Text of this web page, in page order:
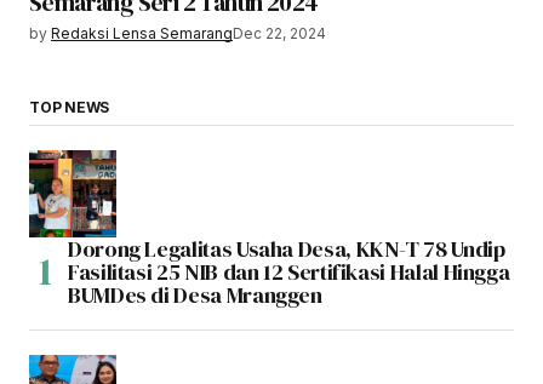
by Redaksi Lensa SemarangDec 22, 2024
TOP NEWS
Dorong Legalitas Usaha Desa, KKN-T 78 Undip
Fasilitasi 25 NIB dan 12 Sertifikasi Halal Hingga
BUMDes di Desa Mranggen